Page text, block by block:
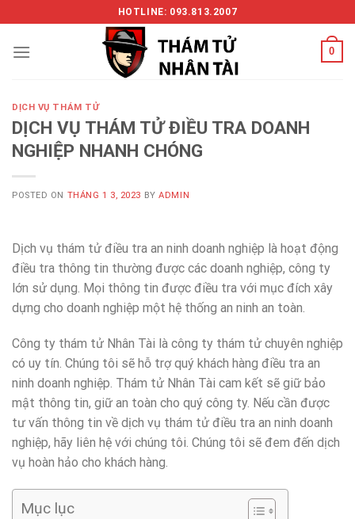
to
content
HOTLINE: 093.813.2007
0
DỊCH VỤ THÁM TỬ
DỊCH VỤ THÁM TỬ ĐIỀU TRA DOANH
NGHIỆP NHANH CHÓNG
POSTED ON THÁNG 1 3, 2023 BYADMIN
Dịch vụ thám tử điều tra an ninh doanh nghiệp là hoạt động
điều tra thông tin thường được các doanh nghiệp, công ty
lớn sử dụng. Mọi thông tin được điều tra với mục đích xây
dựng cho doanh nghiệp một hệ thống an ninh an toàn.
Công ty thám tử Nhân Tài là công ty thám tử chuyên nghiệp
có uy tín. Chúng tôi sẽ hỗ trợ quý khách hàng điều tra an
ninh doanh nghiệp. Thám tử Nhân Tài cam kết sẽ giữ bảo
mật thông tin, giữ an toàn cho quý công ty. Nếu cần được
tư vấn thông tin về dịch vụ thám tử điều tra an ninh doanh
nghiệp, hãy liên hệ với chúng tôi. Chúng tôi sẽ đem đến dịch
vụ hoàn hảo cho khách hàng.
Mục lục